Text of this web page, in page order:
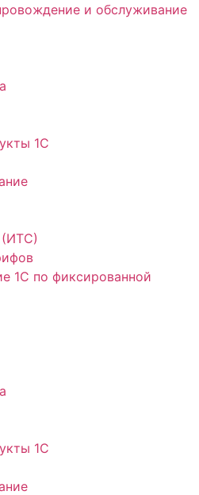
1C
1С по фиксированной
1C